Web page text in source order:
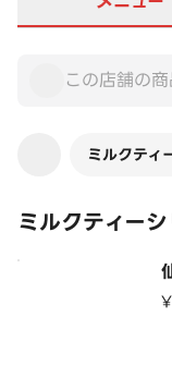
ミルクティ
ミルクティー